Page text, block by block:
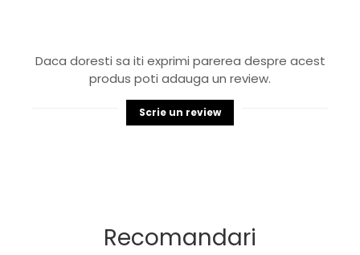
Daca doresti sa iti exprimi parerea despre acest
produs poti adauga un review.
Scrie un review
Recomandari